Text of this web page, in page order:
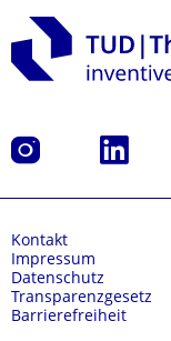
Instagram LinkedIn
Kontakt
Impressum
Datenschutz
Transparenzgesetz
Barrierefreiheit